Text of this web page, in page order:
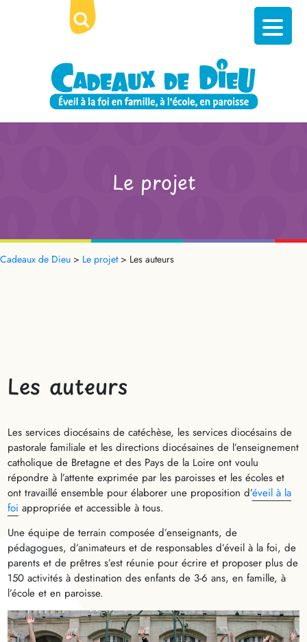
Le projet
Cadeaux de Dieu > Le projet> Les auteurs
Les auteurs
Les services diocésains de catéchèse, les services diocésains de
pastorale familiale et les directions diocésaines de l’enseignement
catholique de Bretagne et des Pays de la Loire ont voulu
répondre à l’attente exprimée par les paroisses et les écoles et
ont travaillé ensemble pour élaborer une proposition d’éveil à la
foi appropriée et accessible à tous.
Une équipe de terrain composée d’enseignants, de
pédagogues, d’animateurs et de responsables d’éveil à la foi, de
parents et de prêtres s’est réunie pour écrire et proposer plus de
150 activités à destination des enfants de 3-6 ans, en famille, à
l’école et en paroisse.